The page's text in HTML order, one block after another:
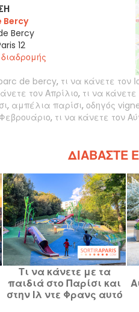
Bercy
Bercy
12
de bercy, τι να κάνετε τον
τον Απρίλιο, τι να
, αμπέλια παρίσι, οδηγός
, τι να κάνετε τον
ΔΙΑΒΆΣΤΕ
Τι να κάνετε με τα
παιδιά στο Παρίσι και
στην Ιλ ντε Φρανς αυτό